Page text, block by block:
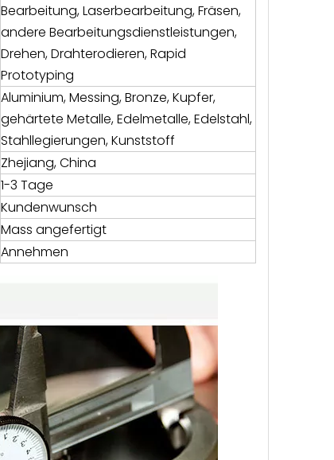
Bearbeitung, Laserbearbeitung, Fräsen,
andere Bearbeitungsdienstleistungen,
Drehen, Drahterodieren, Rapid
Prototyping
Aluminium, Messing, Bronze, Kupfer,
gehärtete Metalle, Edelmetalle, Edelstahl,
Stahllegierungen, Kunststoff
Zhejiang, China
1-3 Tage
Kundenwunsch
Mass angefertigt
Annehmen